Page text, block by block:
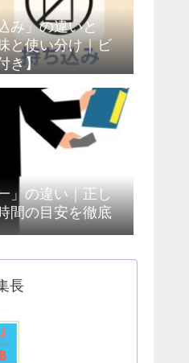
み」の違いと
と使い分け｜ビ
き】
」の違い｜正し
間の目安を徹底
長